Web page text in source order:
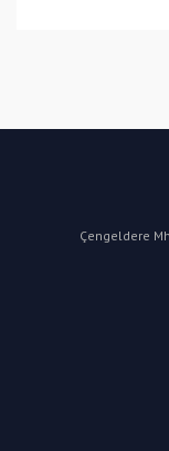
Çengeldere